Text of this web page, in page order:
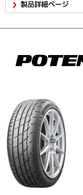
製品詳細ページ